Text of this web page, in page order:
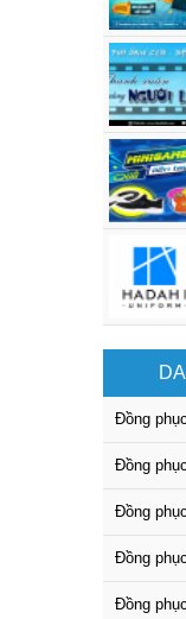
Đồng
Đồng
Đồng
Đồng
Đồng